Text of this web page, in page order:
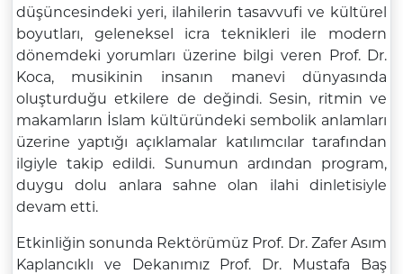
düşüncesindeki yeri, ilahilerin tasavvufi ve kültürel
boyutları, geleneksel icra teknikleri ile modern
dönemdeki yorumları üzerine bilgi veren Prof. Dr.
Koca, musikinin insanın manevi dünyasında
oluşturduğu etkilere de değindi. Sesin, ritmin ve
makamların İslam kültüründeki sembolik anlamları
üzerine yaptığı açıklamalar katılımcılar tarafından
ilgiyle takip edildi. Sunumun ardından program,
duygu dolu anlara sahne olan ilahi dinletisiyle
devam etti.
Etkinliğin sonunda Rektörümüz Prof. Dr. Zafer Asım
Kaplancıklı ve Dekanımız Prof. Dr. Mustafa Baş